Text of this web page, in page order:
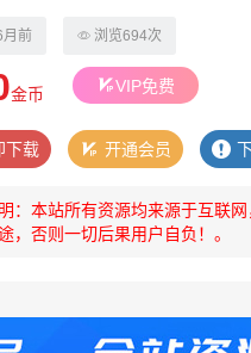
月前 浏览694次
金币 VIP免费
下载 开通会员
：本站所有资源均来源于互联
，否则一切后果用户自负！。